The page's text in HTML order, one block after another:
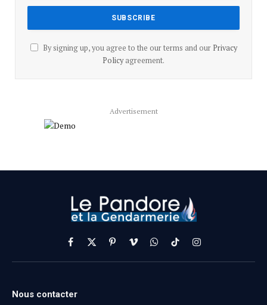
By signing up, you agree to the our terms and our Privacy
Policyagreement.
Advertisement
Facebook
X
(Twitter)
PinterestVimeoWhatsApp
TikTokInstagram
Nous contacter